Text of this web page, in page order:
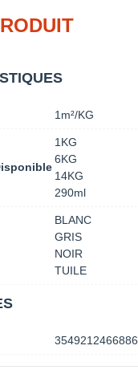
1m²/KG
1KG
6KG
14KG
290ml
BLANC
GRIS
NOIR
TUILE
3549212466886